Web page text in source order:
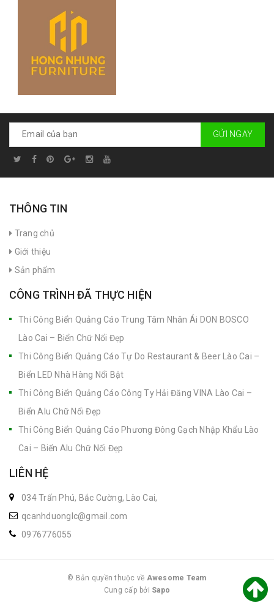
Liên hệ
GỬI NGAY
THÔNG TIN
Trang chủ
Giới thiệu
Sản phẩm
CÔNG TRÌNH ĐÃ THỰC HIỆN
Thi Công Biển Quảng Cáo Trung Tâm Nhân Ái DON BOSCO
Lào Cai – Biển Chữ Nổi Đẹp
Thi Công Biển Quảng Cáo Tự Do Restaurant & Beer Lào Cai –
Biển LED Nhà Hàng Nổi Bật
Thi Công Biển Quảng Cáo Công Ty Hải Đăng VINA Lào Cai –
Biển Alu Chữ Nổi Đẹp
Thi Công Biển Quảng Cáo Phương Đông Gạch Nhập Khẩu Lào
Cai – Biển Alu Chữ Nổi Đẹp
LIÊN HỆ
034 Trấn Phú, Bắc Cường, Lào Cai,
qcanhduonglc@gmail.com
0976776055
© Bản quyền thuộc về Awesome Team
|
Cung cấp bởi Sapo